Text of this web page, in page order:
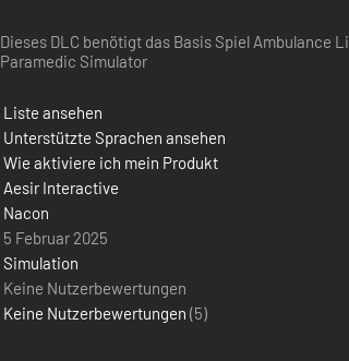
Dieses DLC benötigt das Basis Spiel Ambulance
Paramedic Simulator
Liste ansehen
Unterstützte Sprachen ansehen
Wie aktiviere ich mein Produkt
Aesir Interactive
Nacon
5 Februar 2025
Simulation
Keine Nutzerbewertungen
Keine Nutzerbewertungen (5)